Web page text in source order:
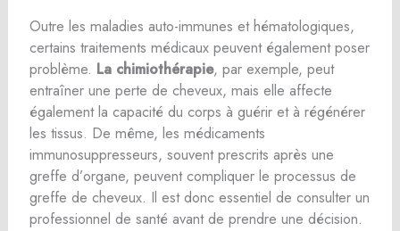
Outre les maladies auto-immunes et hématologiques,
certains traitements médicaux peuvent également poser
problème. La chimiothérapie, par exemple, peut
entraîner une perte de cheveux, mais elle affecte
également la capacité du corps à guérir et à régénérer
les tissus. De même, les médicaments
immunosuppresseurs, souvent prescrits après une
greffe d’organe, peuvent compliquer le processus de
greffe de cheveux. Il est donc essentiel de consulter un
professionnel de santé avant de prendre une décision.